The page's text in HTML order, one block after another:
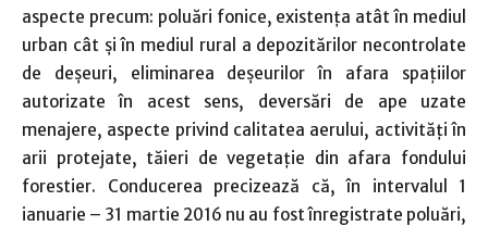
aspecte precum: poluări fonice, existenţa atât în mediul
urban cât şi în mediul rural a depozitărilor necontrolate
de deşeuri, eliminarea deşeurilor în afara spaţiilor
autorizate în acest sens, deversări de ape uzate
menajere, aspecte privind calitatea aerului, activităţi în
arii protejate, tăieri de vegetaţie din afara fondului
forestier. Conducerea precizează că, în intervalul 1
ianuarie – 31 martie 2016 nu au fost înregistrate poluări,